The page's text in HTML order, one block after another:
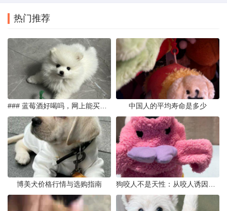
热门推荐
中国人的平均寿命是多少
博美犬价格行情与选购指南